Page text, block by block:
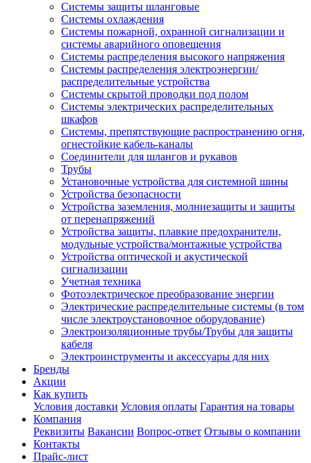
Системы защиты шланговые
Системы охлаждения
Системы пожарной, охранной сигнализации и
системы аварийного оповещения
Системы распределения высокого напряжения
Системы распределения электроэнергии/
распределительные устройства
Системы скрытой проводки под полом
Системы электрических распределительных
шкафов
Системы, препятствующие распространению огня,
огнестойкие кабель-каналы
Соединители для шлангов и рукавов
Трубы
Установочные устройства для системной шины
Устройства безопасности
Устройства заземления, молниезащиты и защиты
от перенапряжений
Устройства защиты, плавкие предохранители,
модульные устройства/монтажные устройства
Устройства оптической и акустической
сигнализации
Учетная техника
Фотоэлектрическое преобразование энергии
Электрические распределительные системы (в том
числе электроустановочное оборудование)
Электроизоляционные трубы/Трубы для защиты
кабеля
Электроинструменты и аксессуары для них
Бренды
Акции
Как купить
Условия доставки Условия оплаты Гарантия на товары
Компания
Реквизиты Вакансии Вопрос-ответ Отзывы о компании
Контакты
Прайс-лист